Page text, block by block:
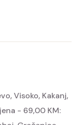
Visoko, Kakanj,
- 69,00 KM: